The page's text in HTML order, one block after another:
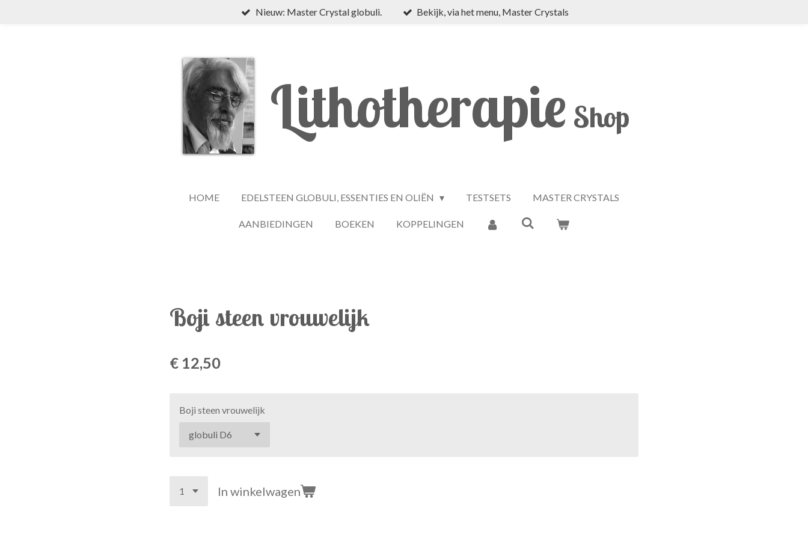
Nieuw: Master Crystal globuli. Bekijk, via het menu, Master Crystals
Lithotherapie Shop
HOME EDELSTEEN GLOBULI, ESSENTIES EN OLIËN TESTSETS MASTER CRYSTALS
AANBIEDINGEN BOEKEN KOPPELINGEN
Boji steen vrouwelijk
€ 12,50
Boji steen vrouwelijk
In winkelwagen